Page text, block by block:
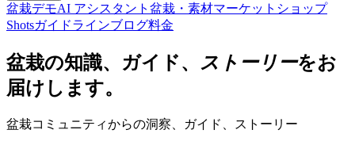
盆栽デモAI アシスタント 盆栽・素材マーケット ショップ
Shotsガイドラインブログ料金
盆栽の知識、ガイド、 ストーリーをお
届けします。
盆栽コミュニティからの洞察、ガイド、ストーリー